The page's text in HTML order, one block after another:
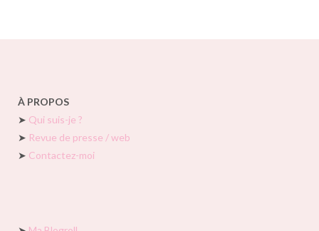
À PROPOS
➤ Qui suis-je ?
➤ Revue de presse / web
➤ Contactez-moi